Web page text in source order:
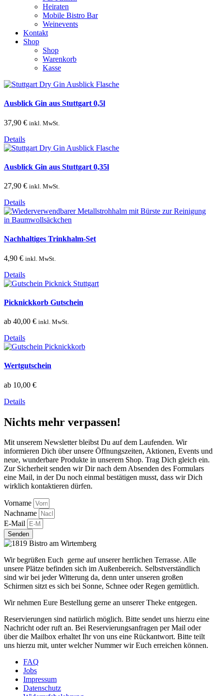
Heiraten
Mobile Bistro Bar
Weinevents
Kontakt
Shop
Shop
Warenkorb
Kasse
Ausblick Gin aus Stuttgart 0,5l
37,90 € inkl. MwSt.
Details
Ausblick Gin aus Stuttgart 0,35l
27,90 € inkl. MwSt.
Details
Nachhaltiges Trinkhalm-Set
4,90 € inkl. MwSt.
Details
Picknickkorb Gutschein
ab 40,00 € inkl. MwSt.
Details
Wertgutschein
ab 10,00 €
Details
Nichts mehr verpassen!
Mit unserem Newsletter bleibst Du auf dem Laufenden. Wir
informieren Dich über unsere Öffnungszeiten, Aktionen, Events und
neue, wunderbare Produkte in unserem Shop. Trag Dich gleich ein.
Zur Sicherheit senden wir Dir nach dem Absenden des Formulars
eine Mail, in der Du noch einmal bestätigen musst, dass wir Dich
wirklich kontaktieren dürfen.
Vorname
Nachname
E-Mail
Senden
Wir begrüßen Euch gerne auf unserer herrlichen Terrasse. Alle
unsere Plätze befinden sich im Außenbereich. Selbstverständlich
sind wir bei jeder Witterung da, denn unter unseren großen
Schirmen sitzt es sich bei Sonne, Schnee oder Regen gemütlich.
Wir nehmen Eure Bestellung gerne an unserer Theke entgegen.
Reservierungen sind natürlich möglich. Bitte sendet uns hierzu eine
Nachricht oder ruft an. Bei Reservierungsanfragen per Mail oder
über die Mailbox erhaltet Ihr von uns eine Rückantwort. Bitte teilt
uns hierzu mit, unter welcher Nummer wir Euch erreichen können.
FAQ
Jobs
Impressum
Datenschutz